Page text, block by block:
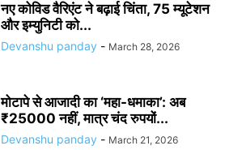
नए कोविड वैरिएंट ने बढ़ाई चिंता, 75 म्यूटेशन
और इम्युनिटी को...
Devanshu panday - March 28, 2026
मोटापे से आजादी का ‘महा-धमाका’: अब
₹25000 नहीं, मात्र चंद रुपयों...
Devanshu panday - March 21, 2026